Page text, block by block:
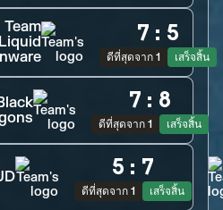
Team
Liquid
7 : 5
ดีที่สุดจาก 1 เสร็จสิ้น
7 : 8
ดีที่สุดจาก 1 เสร็จสิ้น
5 : 7
ดีที่สุดจาก 1 เสร็จสิ้น